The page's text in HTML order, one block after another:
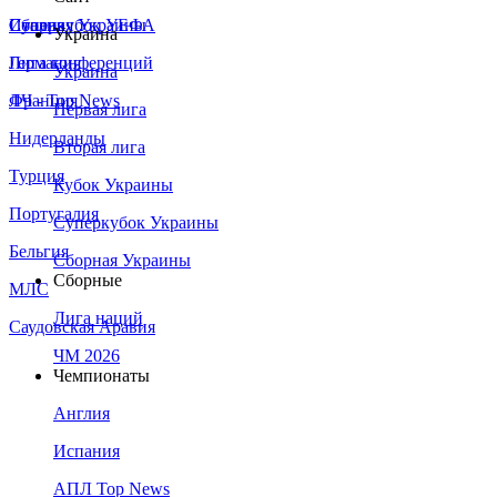
Сборная Украины
Италия
Германия
Франция
Нидерланды
Турция
Португалия
Бельгия
МЛС
Саудовская Аравия
Суперкубок УЕФА
Лига конференций
ЛЧ - Top News
Украина
Украина
Первая лига
Вторая лига
Кубок Украины
Суперкубок Украины
Сборная Украины
Сборные
Лига наций
ЧМ 2026
Чемпионаты
Англия
Испания
АПЛ Top News